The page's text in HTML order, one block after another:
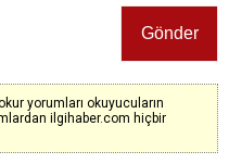
yorumları okuyucuların
ilgihaber.com hiçbir